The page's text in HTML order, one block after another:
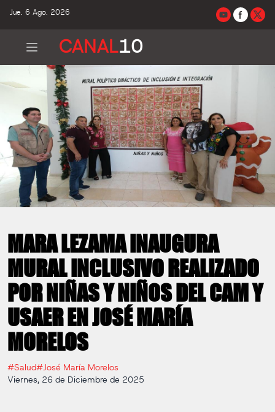
Jue. 6 Ago. 2026
CANAL10
MARA LEZAMA INAUGURA
MURAL INCLUSIVO REALIZADO
POR NIÑAS Y NIÑOS DEL CAM Y
USAER EN JOSÉ MARÍA
MORELOS
#Salud#José María Morelos
Viernes, 26 de Diciembre de 2025